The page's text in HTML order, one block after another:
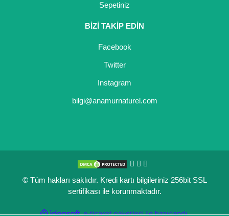
Sepetiniz
BİZİ TAKİP EDİN
Facebook
Twitter
Instagram
bilgi@anamurnaturel.com
© Tüm hakları saklıdır. Kredi kartı bilgileriniz 256bit SSL
sertifikası ile korunmaktadır.
ideasoft e- ile